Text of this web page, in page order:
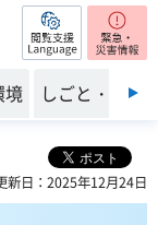
閲覧支援
境 しごと・産業
新日：2025年12月24日